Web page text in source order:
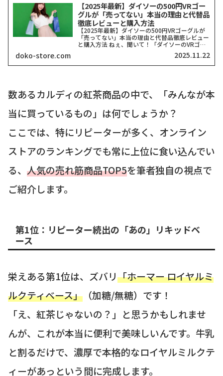
【2025年最新】ダイソーの500円VRゴー
グルが「売ってない」本当の理由と代替品
徹底レビューと購入方法
【2025年最新】ダイソーの500円VRゴーグルが
「売ってない」本当の理由と代替品徹底レビュー
と購入方法 ねぇ、聞いて！「ダイソーのVRゴー
グル、どこにも売ってない！」って検索したそこ
のアナタ、同じ気持ちでここに来てくれましたよ
ね？一時期、...
doko-store.com 2025.11.22
数あるカルディの紅茶商品の中で、「みんなが本
当に買っているもの」は何でしょうか？
ここでは、特にリピーターが多く、オンライン
ストアのランキングでも常に上位に食い込んでい
る、 人気の売れ筋商品TOP5を筆者独自の視点で
ご紹介します。
第1位：リピーター続出の「あの」リキッドベ
ース
栄えある第1位は、ズバリ「ホーマー ロイヤルミ
ルクティベース」 （加糖/無糖）です！
「え、紅茶じゃないの？」と思うかもしれませ
んが、これが本当に便利で美味しいんです。牛乳
と割るだけで、濃厚で本格的なロイヤルミルクテ
ィーがあっという間に完成します。